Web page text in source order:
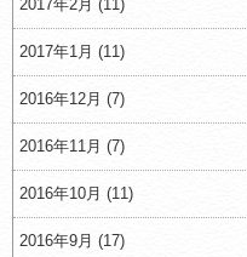
2017年2月 (11)
2017年1月 (11)
2016年12月 (7)
2016年11月 (7)
2016年10月 (11)
2016年9月 (17)